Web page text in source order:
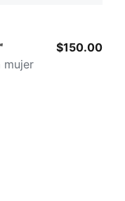
mujer
$150.00